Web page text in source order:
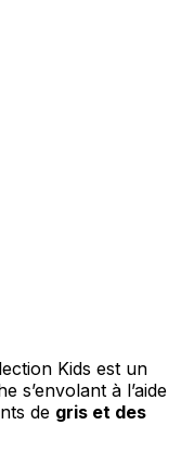
Kids est un
s’envolant à l’aide
de gris et des